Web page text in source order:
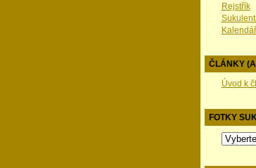
Rejstřík
ČLÁNKY
Úvod k
FOTKY